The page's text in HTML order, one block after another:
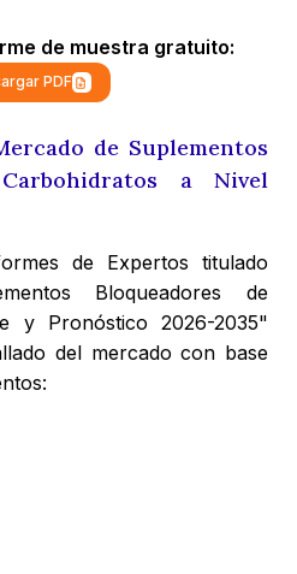
de muestra gratuito:
PDF
de Suplementos
a Nivel
de Expertos titulado
Bloqueadores de
y Pronóstico 2026-2035"
del mercado con base